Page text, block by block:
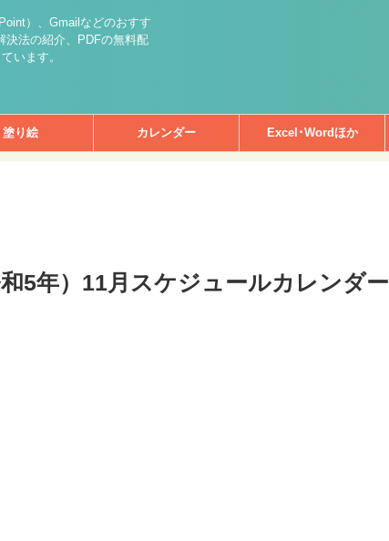
）、Gmailなどのおすす
決法の紹介、PDFの無料配
います。
塗り絵 カレンダー Excel･Wordほか
和5年）11月スケジュールカレンダー